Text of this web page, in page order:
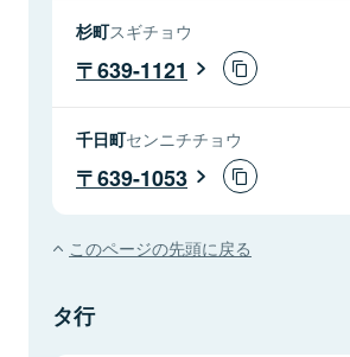
杉町スギチョウ
639-1121
千日町センニチチョウ
639-1053
このページの先頭に戻る
タ行